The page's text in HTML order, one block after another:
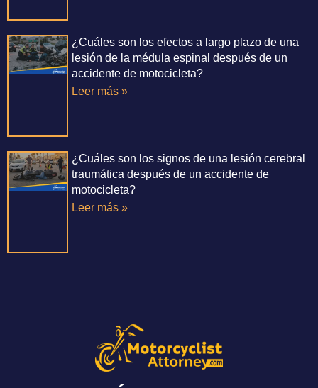
¿Cuáles son los efectos a largo plazo de una
lesión de la médula espinal después de un
accidente de motocicleta?
Leer más »
¿Cuáles son los signos de una lesión cerebral
traumática después de un accidente de
motocicleta?
Leer más »